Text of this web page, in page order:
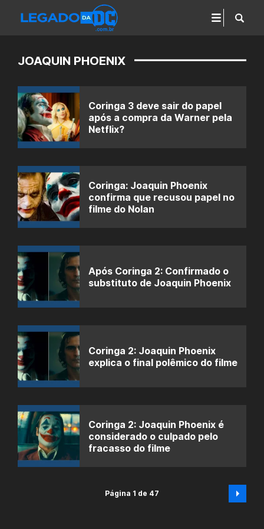
JOAQUIN PHOENIX
Coringa 3 deve sair do papel
após a compra da Warner pela
Netflix?
Coringa: Joaquin Phoenix
confirma que recusou papel no
filme do Nolan
Após Coringa 2: Confirmado o
substituto de Joaquin Phoenix
Coringa 2: Joaquin Phoenix
explica o final polêmico do filme
Coringa 2: Joaquin Phoenix é
considerado o culpado pelo
fracasso do filme
Página 1 de 47